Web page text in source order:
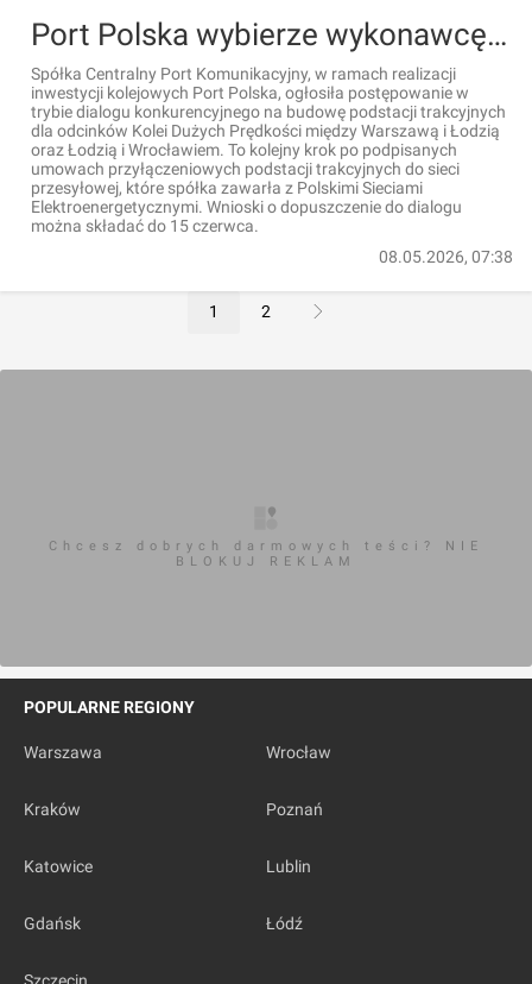
Port Polska wybierze wykonawcę podstacji trakcyjnych dla odcinków Kolei Dużych Prędkości Warszawa – Łódź i Łódź – Wrocław
Spółka Centralny Port Komunikacyjny, w ramach realizacji
inwestycji kolejowych Port Polska, ogłosiła postępowanie w
trybie dialogu konkurencyjnego na budowę podstacji trakcyjnych
dla odcinków Kolei Dużych Prędkości między Warszawą i Łodzią
oraz Łodzią i Wrocławiem. To kolejny krok po podpisanych
umowach przyłączeniowych podstacji trakcyjnych do sieci
przesyłowej, które spółka zawarła z Polskimi Sieciami
Elektroenergetycznymi. Wnioski o dopuszczenie do dialogu
można składać do 15 czerwca.
08.05.2026, 07:38
1 2
Chcesz dobrych darmowych teści? NIE
BLOKUJ REKLAM
POPULARNE REGIONY
Warszawa Wrocław
Kraków Poznań
Katowice Lublin
Gdańsk Łódź